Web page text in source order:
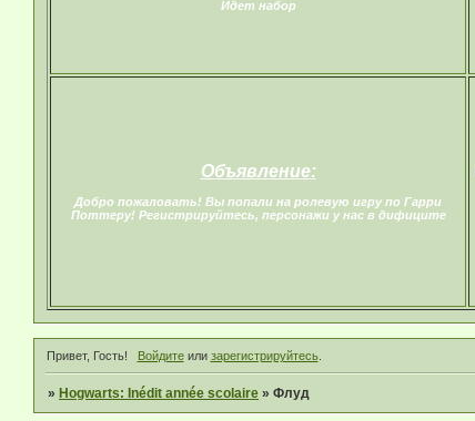
Идет набор
Объявление:
Добро пожаловать! Вы попали на ролевую игру по Гарри
Поттеру! Регистрируйтесь, персонажи у нас в дифиците
Привет, Гость! Войдитеили зарегистрируйтесь.
»Hogwarts: Inédit année scolaire »Флуд